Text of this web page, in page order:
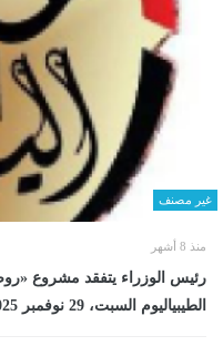
غير مصنف
منذ 8 أشهر
الطيبياليوم السبت، 29 نوفمبر 2025 11:50 صـ